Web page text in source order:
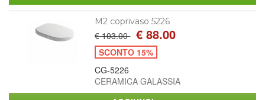
M2 coprivaso 5226
€ 103.00 € 88.00
SCONTO 15%
CG-5226
CERAMICA GALASSIA